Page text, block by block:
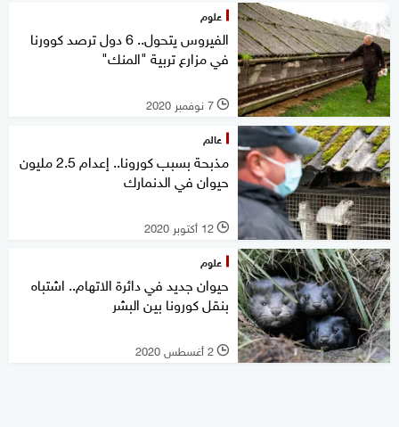
علوم
الفيروس يتحول.. 6 دول ترصد كوورنا
في مزارع تربية "المنك"
l 7 نوفمبر 2020
عالم
مذبحة بسبب كورونا.. إعدام 2.5 مليون
حيوان في الدنمارك
l 12 أكتوبر 2020
علوم
حيوان جديد في دائرة الاتهام.. اشتباه
بنقل كورونا بين البشر
l 2 أغسطس 2020